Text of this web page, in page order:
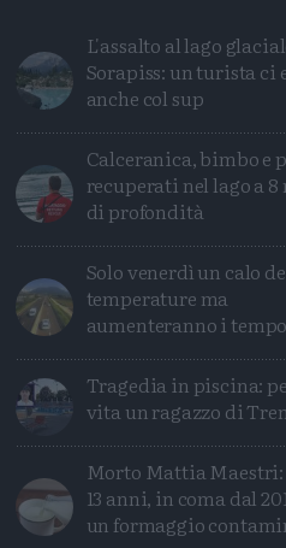
Condividi
Condividi
TwitterMail
L'assalto al lago
Sorapiss: un turista ci
anche col sup
Calceranica, bimbo e
recuperati nel lago a
di profondità
Solo venerdì un calo
temperature ma
aumenteranno i
Tragedia in piscina:
vita un ragazzo di
Morto Mattia Maestri:
13 anni, in coma dal
un formaggio